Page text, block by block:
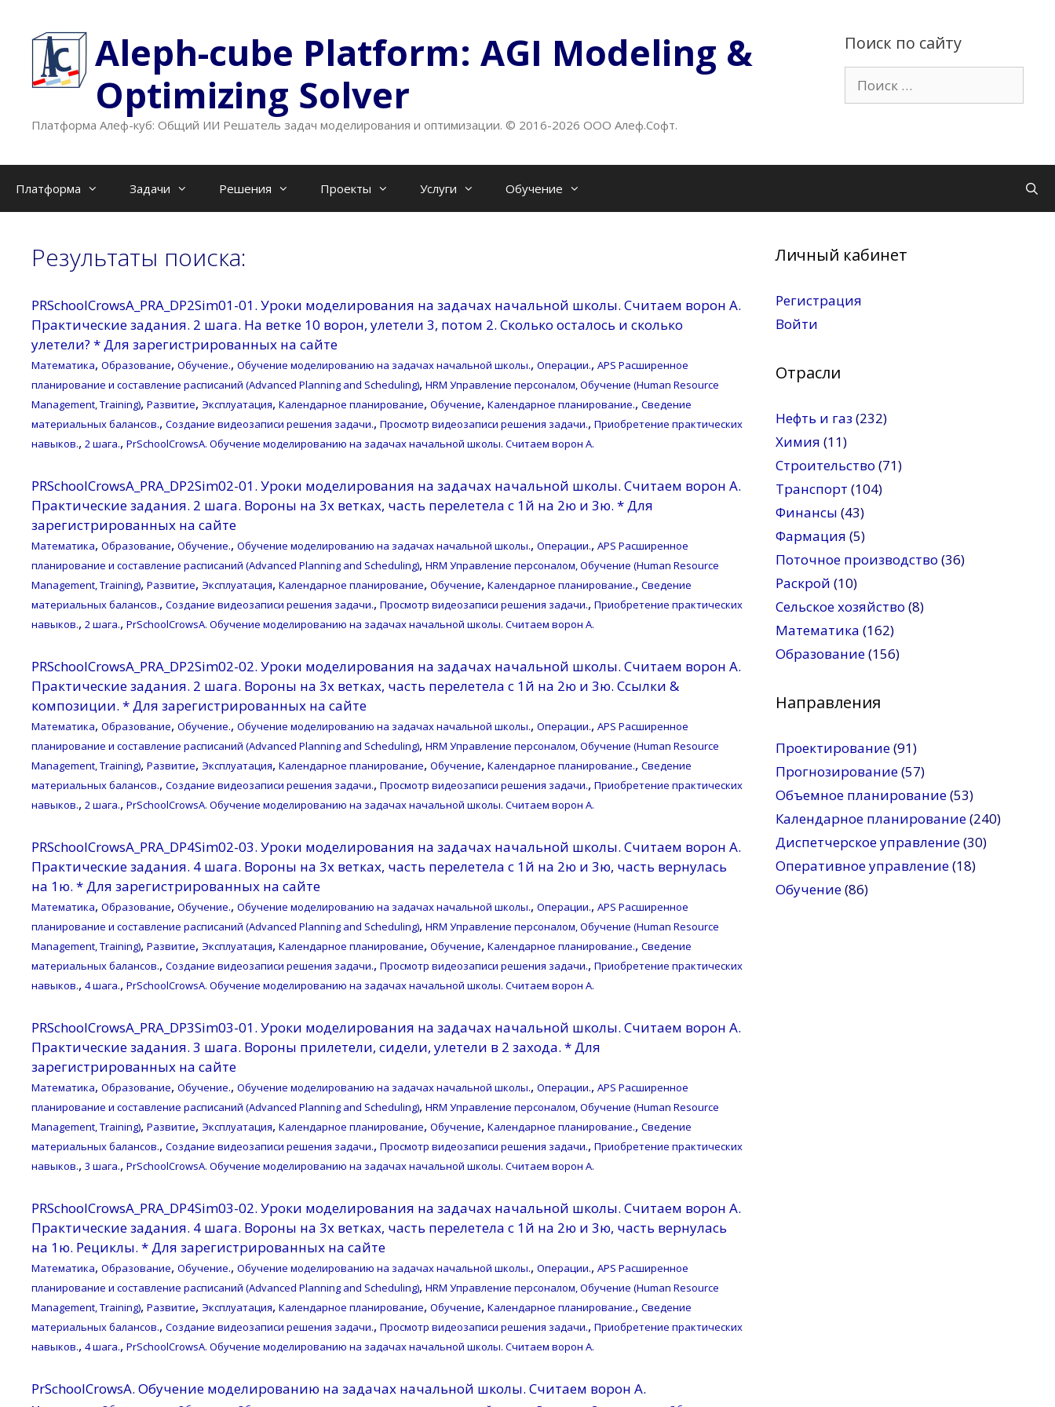
содержимому
Поиск по сайту
Aleph-cube Platform: AGI Modeling &
Optimizing Solver
Платформа Алеф-куб: Общий ИИ Решатель задач моделирования и оптимизации. © 2016-2026 ООО Алеф.Софт.
Платформа Задачи Решения Проекты Услуги Обучение
Результаты поиска:
PRSchoolCrowsA_PRA_DP2Sim01-01. Уроки моделирования на задачах начальной школы. Считаем ворон A.
Практические задания. 2 шага. На ветке 10 ворон, улетели 3, потом 2. Сколько осталось и сколько
улетели? * Для зарегистрированных на сайте
Математика, Образование, Обучение., Обучение моделированию на задачах начальной школы., Операции., APS Расширенное
планирование и составление расписаний (Advanced Planning and Scheduling), HRM Управление персоналом, Обучение (Human Resource
Management, Training), Развитие, Эксплуатация, Календарное планирование, Обучение, Календарное планирование., Сведение
материальных балансов., Создание видеозаписи решения задачи., Просмотр видеозаписи решения задачи., Приобретение практических
навыков., 2 шага., PrSchoolCrowsA. Обучение моделированию на задачах начальной школы. Считаем ворон A.
PRSchoolCrowsA_PRA_DP2Sim02-01. Уроки моделирования на задачах начальной школы. Считаем ворон A.
Практические задания. 2 шага. Вороны на 3х ветках, часть перелетела с 1й на 2ю и 3ю. * Для
зарегистрированных на сайте
Математика, Образование, Обучение., Обучение моделированию на задачах начальной школы., Операции., APS Расширенное
планирование и составление расписаний (Advanced Planning and Scheduling), HRM Управление персоналом, Обучение (Human Resource
Management, Training), Развитие, Эксплуатация, Календарное планирование, Обучение, Календарное планирование., Сведение
материальных балансов., Создание видеозаписи решения задачи., Просмотр видеозаписи решения задачи., Приобретение практических
навыков., 2 шага., PrSchoolCrowsA. Обучение моделированию на задачах начальной школы. Считаем ворон A.
PRSchoolCrowsA_PRA_DP2Sim02-02. Уроки моделирования на задачах начальной школы. Считаем ворон A.
Практические задания. 2 шага. Вороны на 3х ветках, часть перелетела с 1й на 2ю и 3ю. Ссылки &
композиции. * Для зарегистрированных на сайте
Математика, Образование, Обучение., Обучение моделированию на задачах начальной школы., Операции., APS Расширенное
планирование и составление расписаний (Advanced Planning and Scheduling), HRM Управление персоналом, Обучение (Human Resource
Management, Training), Развитие, Эксплуатация, Календарное планирование, Обучение, Календарное планирование., Сведение
материальных балансов., Создание видеозаписи решения задачи., Просмотр видеозаписи решения задачи., Приобретение практических
навыков., 2 шага., PrSchoolCrowsA. Обучение моделированию на задачах начальной школы. Считаем ворон A.
PRSchoolCrowsA_PRA_DP4Sim02-03. Уроки моделирования на задачах начальной школы. Считаем ворон A.
Практические задания. 4 шага. Вороны на 3х ветках, часть перелетела с 1й на 2ю и 3ю, часть вернулась
на 1ю. * Для зарегистрированных на сайте
Математика, Образование, Обучение., Обучение моделированию на задачах начальной школы., Операции., APS Расширенное
планирование и составление расписаний (Advanced Planning and Scheduling), HRM Управление персоналом, Обучение (Human Resource
Management, Training), Развитие, Эксплуатация, Календарное планирование, Обучение, Календарное планирование., Сведение
материальных балансов., Создание видеозаписи решения задачи., Просмотр видеозаписи решения задачи., Приобретение практических
навыков., 4 шага., PrSchoolCrowsA. Обучение моделированию на задачах начальной школы. Считаем ворон A.
PRSchoolCrowsA_PRA_DP3Sim03-01. Уроки моделирования на задачах начальной школы. Считаем ворон A.
Практические задания. 3 шага. Вороны прилетели, сидели, улетели в 2 захода. * Для
зарегистрированных на сайте
Математика, Образование, Обучение., Обучение моделированию на задачах начальной школы., Операции., APS Расширенное
планирование и составление расписаний (Advanced Planning and Scheduling), HRM Управление персоналом, Обучение (Human Resource
Management, Training), Развитие, Эксплуатация, Календарное планирование, Обучение, Календарное планирование., Сведение
материальных балансов., Создание видеозаписи решения задачи., Просмотр видеозаписи решения задачи., Приобретение практических
навыков., 3 шага., PrSchoolCrowsA. Обучение моделированию на задачах начальной школы. Считаем ворон A.
PRSchoolCrowsA_PRA_DP4Sim03-02. Уроки моделирования на задачах начальной школы. Считаем ворон A.
Практические задания. 4 шага. Вороны на 3х ветках, часть перелетела с 1й на 2ю и 3ю, часть вернулась
на 1ю. Рециклы. * Для зарегистрированных на сайте
Математика, Образование, Обучение., Обучение моделированию на задачах начальной школы., Операции., APS Расширенное
планирование и составление расписаний (Advanced Planning and Scheduling), HRM Управление персоналом, Обучение (Human Resource
Management, Training), Развитие, Эксплуатация, Календарное планирование, Обучение, Календарное планирование., Сведение
материальных балансов., Создание видеозаписи решения задачи., Просмотр видеозаписи решения задачи., Приобретение практических
навыков., 4 шага., PrSchoolCrowsA. Обучение моделированию на задачах начальной школы. Считаем ворон A.
PrSchoolCrowsA. Обучение моделированию на задачах начальной школы. Считаем ворон A.
Личный кабинет
Регистрация
Войти
Отрасли
Нефть и газ (232)
Химия (11)
Строительство (71)
Транспорт (104)
Финансы (43)
Фармация (5)
Поточное производство (36)
Раскрой (10)
Сельское хозяйство (8)
Математика (162)
Образование(156)
Направления
Проектирование(91)
Прогнозирование(57)
Объемное планирование(53)
Календарное планирование(240)
Диспетчерское управление(30)
Оперативное управление(18)
Обучение(86)